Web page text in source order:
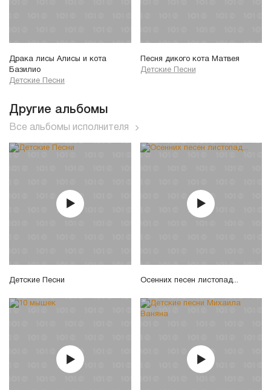
Драка лисы Алисы и кота
Базилио
Детские Песни
Песня дикого кота Матвея
Детские Песни
Другие альбомы
Все альбомы исполнителя
Детские Песни Осенних песен листопад...